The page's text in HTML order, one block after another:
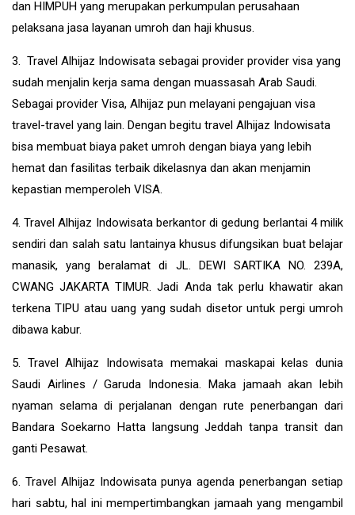
dan HIMPUH yang merupakan perkumpulan perusahaan
pelaksana jasa layanan umroh dan haji khusus.
3. Travel Alhijaz Indowisata sebagai provider provider visa yang
sudah menjalin kerja sama dengan muassasah Arab Saudi.
Sebagai provider Visa, Alhijaz pun melayani pengajuan visa
travel-travel yang lain. Dengan begitu travel Alhijaz Indowisata
bisa membuat biaya paket umroh dengan biaya yang lebih
hemat dan fasilitas terbaik dikelasnya dan akan menjamin
kepastian memperoleh VISA.
4. Travel Alhijaz Indowisata berkantor di gedung berlantai 4 milik
sendiri dan salah satu lantainya khusus difungsikan buat belajar
manasik, yang beralamat di JL. DEWI SARTIKA NO. 239A,
CWANG JAKARTA TIMUR. Jadi Anda tak perlu khawatir akan
terkena TIPU atau uang yang sudah disetor untuk pergi umroh
dibawa kabur.
5. Travel Alhijaz Indowisata memakai maskapai kelas dunia
Saudi Airlines / Garuda Indonesia. Maka jamaah akan lebih
nyaman selama di perjalanan dengan rute penerbangan dari
Bandara Soekarno Hatta langsung Jeddah tanpa transit dan
ganti Pesawat.
6. Travel Alhijaz Indowisata punya agenda penerbangan setiap
hari sabtu, hal ini mempertimbangkan jamaah yang mengambil